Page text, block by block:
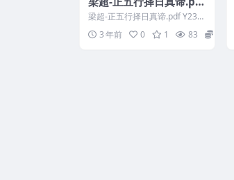
f
梁超-正五行择日真谛.pdf Y230
3 年前 0 1 83